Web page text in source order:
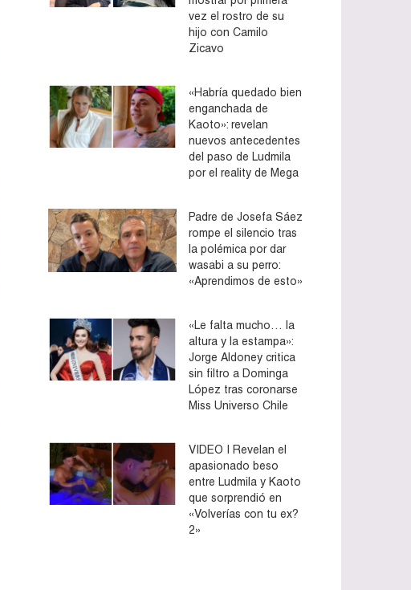
vez el rostro de su
hijo con Camilo
Zicavo
«Habría quedado bien
enganchada de
Kaoto»: revelan
nuevos antecedentes
del paso de Ludmila
por el reality de Mega
Padre de Josefa Sáez
rompe el silencio tras
la polémica por dar
wasabi a su perro:
«Aprendimos de esto»
«Le falta mucho… la
altura y la estampa»:
Jorge Aldoney critica
sin filtro a Dominga
López tras coronarse
Miss Universo Chile
VIDEO | Revelan el
apasionado beso
entre Ludmila y Kaoto
que sorprendió en
«Volverías con tu ex?
2»